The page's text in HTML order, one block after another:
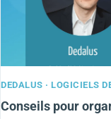
DEDALUS · LOGICIELS
Conseils pour